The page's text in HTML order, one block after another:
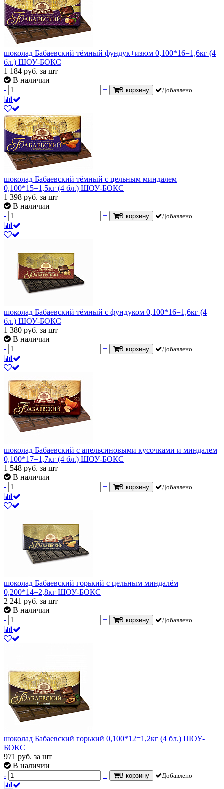
шоколад Бабаевский тёмный фундук+изюм 0,100*16=1,6кг (4
бл.) ШОУ-БОКС
1 184 руб. за шт
В наличии
-
+ В корзину Добавлено
шоколад Бабаевский тёмный с цельным миндалем
0,100*15=1,5кг (4 бл.) ШОУ-БОКС
1 398 руб. за шт
В наличии
-
+ В корзину Добавлено
шоколад Бабаевский тёмный с фундуком 0,100*16=1,6кг (4
бл.) ШОУ-БОКС
1 380 руб. за шт
В наличии
-
+ В корзину Добавлено
шоколад Бабаевский с апельсиновыми кусочками и миндалем
0,100*17=1,7кг (4 бл.) ШОУ-БОКС
1 548 руб. за шт
В наличии
-
+ В корзину Добавлено
шоколад Бабаевский горький с цельным миндалём
0,200*14=2,8кг ШОУ-БОКС
2 241 руб. за шт
В наличии
-
+ В корзину Добавлено
шоколад Бабаевский горький 0,100*12=1,2кг (4 бл.) ШОУ-
БОКС
971 руб. за шт
В наличии
-
+ В корзину Добавлено